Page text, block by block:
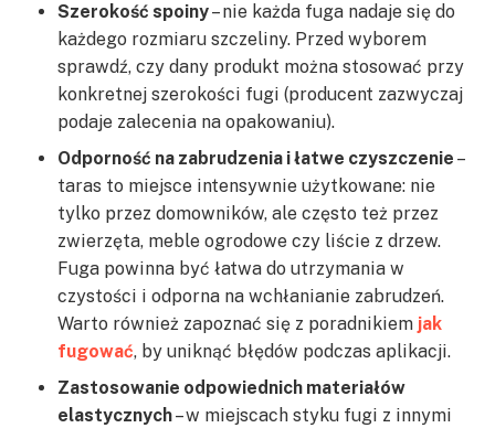
Szerokość spoiny– nie każda fuga nadaje się do
każdego rozmiaru szczeliny. Przed wyborem
sprawdź, czy dany produkt można stosować przy
konkretnej szerokości fugi (producent zazwyczaj
podaje zalecenia na opakowaniu).
Odporność na zabrudzenia i łatwe czyszczenie –
taras to miejsce intensywnie użytkowane: nie
tylko przez domowników, ale często też przez
zwierzęta, meble ogrodowe czy liście z drzew.
Fuga powinna być łatwa do utrzymania w
czystości i odporna na wchłanianie zabrudzeń.
Warto również zapoznać się z poradnikiem jak
fugować, by uniknąć błędów podczas aplikacji.
Zastosowanie odpowiednich materiałów
elastycznych– w miejscach styku fugi z innymi